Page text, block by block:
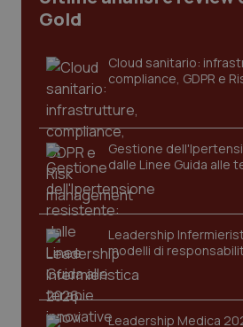
Gold
Cloud sanitario:
compliance, GDPR e
Gestione
dalle Linee Guida alle
Leadership
modelli di
Leadership Medica
I cookie necessari contribuiscono a
sito web abilitandone funzionalità
funzionare correttamente senza
Nome
VISITOR_PRIVACY_METADATA